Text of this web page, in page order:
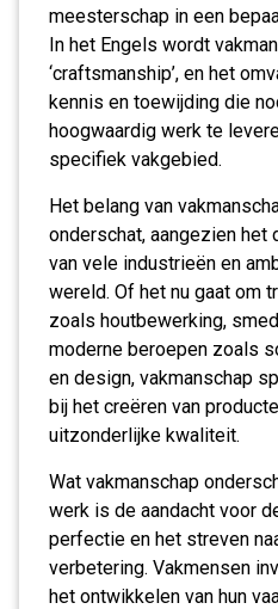
meesterschap in een
In het Engels wordt
‘craftsmanship’, en het
kennis en toewijding die
hoogwaardig werk te
specifiek vakgebied.
Het belang van
onderschat, aangezien het
van vele industrieën en
wereld. Of het nu gaat om
zoals houtbewerking,
moderne beroepen zoals
en design, vakmanschap
bij het creëren van
uitzonderlijke kwaliteit.
Wat vakmanschap
werk is de aandacht voor
perfectie en het streven
verbetering. Vakmensen
het ontwikkelen van hun